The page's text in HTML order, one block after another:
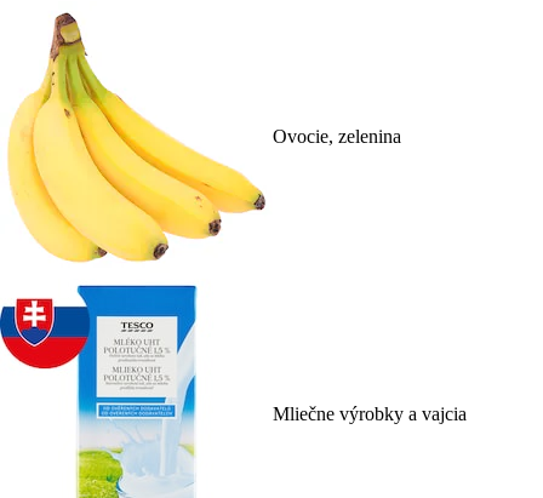
Ovocie, zelenina
Mliečne výrobky a vajcia